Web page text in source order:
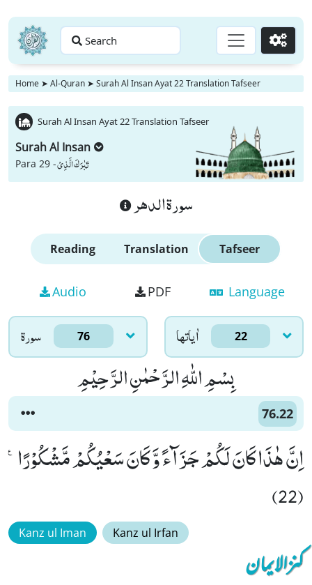
Search Go
Home ➤ Al-Quran ➤ Surah Al Insan Ayat 22 Translation Tafseer
Surah Al Insan Ayat 22 Translation Tafseer
Surah Al Insan
Para 29 -تَبٰرَكَ الَّذِیْ
سورة الدهر
Reading Translation Tafseer
Audio PDF Language
سورۃ 76 اٰياتها 22
بِسْمِ اللّٰهِ الرَّحْمٰنِ الرَّحِیْمِ
76.22
اِنَّ هٰذَا كَانَ لَكُمْ جَزَآءً وَّ كَانَ سَعْیُكُمْ مَّشْكُوْرًا۠
(22)
Kanz ul Iman Kanz ul Irfan
کنزالایمان